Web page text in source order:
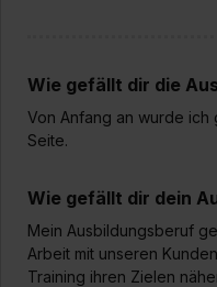
Wie gefällt dir die
Von Anfang an wurde ich
Seite.
Wie gefällt dir dein
Mein Ausbildungsberuf
Arbeit mit unseren
Training ihren Zielen